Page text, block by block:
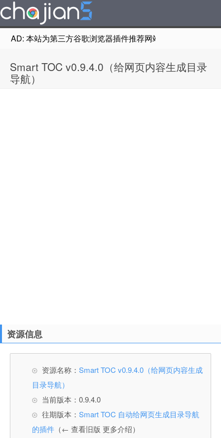
AD: 本站为第三方谷歌浏览器插件推荐网站，非Google
Smart TOC v0.9.4.0（给网页内容生成目录
导航）
资源信息
资源名称： Smart TOC v0.9.4.0（给网页内容生成
目录导航）
当前版本：0.9.4.0
往期版本： Smart TOC 自动给网页生成目录导航
的插件 （← 查看旧版 更多介绍）